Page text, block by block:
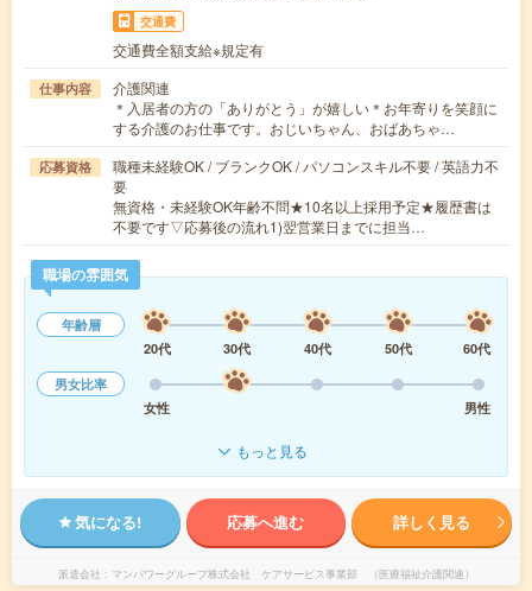
交通費
交通費全額支給※規定有
仕事内容
介護関連
＊入居者の方の「ありがとう」が嬉しい＊お年寄りを笑顔に
する介護のお仕事です。おじいちゃん、おばあちゃ…
応募資格
職種未経験OK / ブランクOK / パソコンスキル不要 / 英語力不
要
無資格・未経験OK年齢不問★10名以上採用予定★履歴書は
不要です▽応募後の流れ1)翌営業日までに担当…
職場の雰囲気
年齢層
20代
30代 40代 50代
60代
男女比率
女性
男性
もっと見る
気になる! 応募へ進む 詳しく見る
派遣会社 マンパワーグループ株式会社 ケアサービス事業部 （医療福祉介護関連）